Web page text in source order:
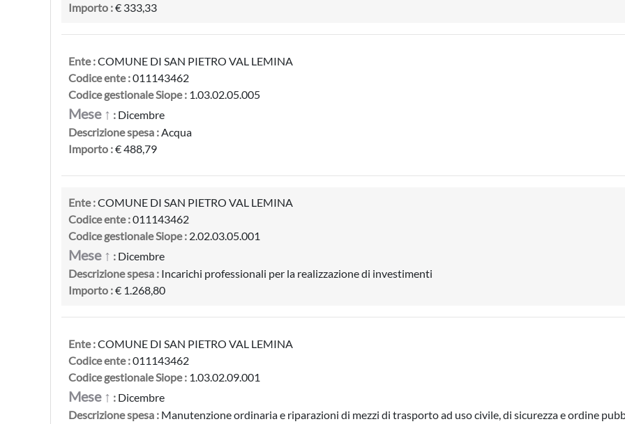
Importo :€ 333,33
Ente :COMUNE DI SAN PIETRO VAL LEMINA
Codice ente :011143462
Codice gestionale Siope : 1.03.02.05.005
Mese ↑ : Dicembre
Descrizione spesa :Acqua
Importo :€ 488,79
Ente :COMUNE DI SAN PIETRO VAL LEMINA
Codice ente :011143462
Codice gestionale Siope : 2.02.03.05.001
Mese ↑ : Dicembre
Descrizione spesa : Incarichi professionali per la realizzazione di investimenti
Importo :€ 1.268,80
Ente :COMUNE DI SAN PIETRO VAL LEMINA
Codice ente :011143462
Codice gestionale Siope : 1.03.02.09.001
Mese ↑ : Dicembre
Descrizione spesa : Manutenzione ordinaria e riparazioni di mezzi di trasporto ad uso civile, di sicurezza e ordine